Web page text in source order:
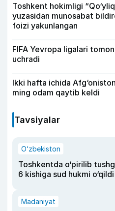
Toshkent hokimligi
yuzasidan munosabat
foizi yakunlangan
FIFA Yevropa ligalari
uchradi
Ikki hafta ichida
ming odam qaytib keldi
Tavsiyalar
O‘zbekiston
Toshkentda o‘pirilib
6 kishiga sud hukmi o‘qildi
Madaniyat